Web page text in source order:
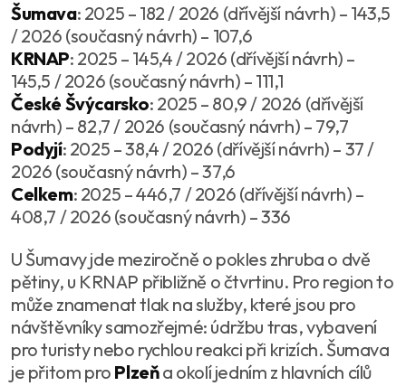
Šumava: 2025 – 182 / 2026 (dřívější návrh) – 143,5
/ 2026 (současný návrh) – 107,6
KRNAP: 2025 – 145,4 / 2026 (dřívější návrh) –
145,5 / 2026 (současný návrh) – 111,1
České Švýcarsko: 2025 – 80,9 / 2026 (dřívější
návrh) – 82,7 / 2026 (současný návrh) – 79,7
Podyjí: 2025 – 38,4 / 2026 (dřívější návrh) – 37 /
2026 (současný návrh) – 37,6
Celkem: 2025 – 446,7 / 2026 (dřívější návrh) –
408,7 / 2026 (současný návrh) – 336
U Šumavy jde meziročně o pokles zhruba o dvě
pětiny, u KRNAP přibližně o čtvrtinu. Pro region to
může znamenat tlak na služby, které jsou pro
návštěvníky samozřejmé: údržbu tras, vybavení
pro turisty nebo rychlou reakci při krizích. Šumava
je přitom pro Plzeňa okolí jedním z hlavních cílů